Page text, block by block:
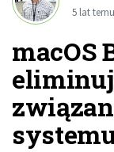
5 lat temu
macOS